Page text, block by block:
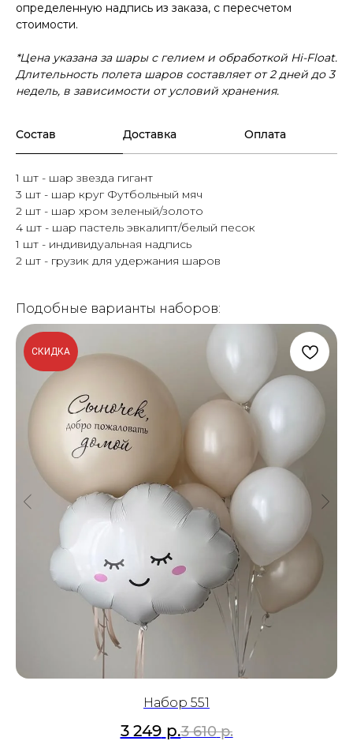
определенную надпись из заказа, с пересчетом
стоимости.
*Цена указана за шары с гелием и обработкой Hi-Float.
Длительность полета шаров составляет от 2 дней до 3
недель, в зависимости от условий хранения.
Состав Доставка Оплата
1 шт - шар звезда гигант
3 шт - шар круг Футбольный мяч
2 шт - шар хром зеленый/золото
4 шт - шар пастель эвкалипт/белый песок
1 шт - индивидуальная надпись
2 шт - грузик для удержания шаров
Подобные варианты наборов:
СКИДКА
Набор 551
3 249 р.3 610 р.